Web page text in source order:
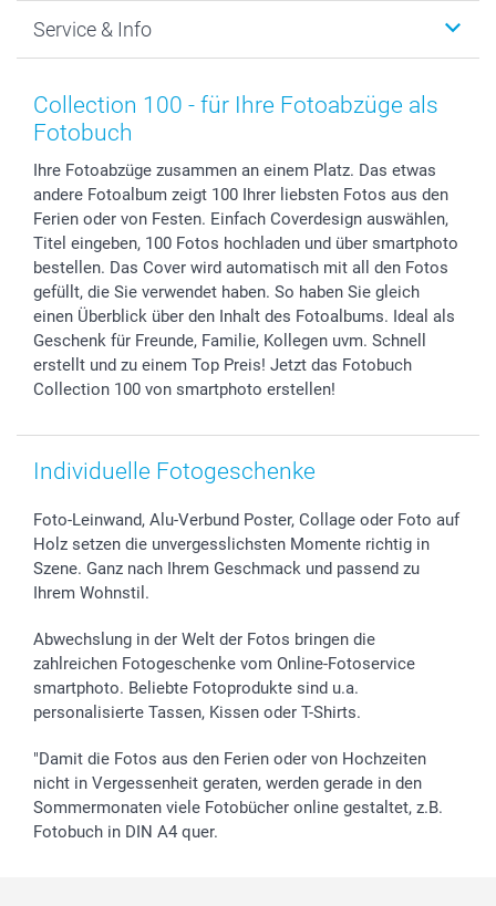
Fotoabzüge, Fotos als Buch & Poster
Zubehör & Material
Foto-Kalender & Agenden
Geschenk-Gutscheine (PDF)
Datenschutz
AGB
Impressum
Partnerprogramme
Investor Relations
B2B smartbusiness
Widerrufsrecht
Neujahr
Muttertag
Vatertag
Hochzeit
Geburtstag
Geburt
Zu allen Anlässen
Service & Info
Anmelden /Registrieren
Preise und Versandkosten
72h Lieferung
Zahlungsmöglichkeiten
Sitemap
Status der Bestellung
smartfriends
smartgarantie
smartbonus
Collection 100 - für Ihre Fotoabzüge als
Fotobuch
Ihre Fotoabzüge zusammen an einem Platz. Das etwas
andere Fotoalbum zeigt 100 Ihrer liebsten Fotos aus den
Ferien oder von Festen. Einfach Coverdesign auswählen,
Titel eingeben, 100 Fotos hochladen und über smartphoto
bestellen. Das Cover wird automatisch mit all den Fotos
gefüllt, die Sie verwendet haben. So haben Sie gleich
einen Überblick über den Inhalt des Fotoalbums. Ideal als
Geschenk für Freunde, Familie, Kollegen uvm. Schnell
erstellt und zu einem Top Preis! Jetzt das Fotobuch
Collection 100 von smartphoto erstellen!
Individuelle Fotogeschenke
Foto-Leinwand, Alu-Verbund Poster, Collage oder Foto auf
Holz setzen die unvergesslichsten Momente richtig in
Szene. Ganz nach Ihrem Geschmack und passend zu
Ihrem Wohnstil.
Abwechslung in der Welt der Fotos bringen die
zahlreichen Fotogeschenke vom Online-Fotoservice
smartphoto. Beliebte Fotoprodukte sind u.a.
personalisierte Tassen, Kissen oder T-Shirts.
"Damit die Fotos aus den Ferien oder von Hochzeiten
nicht in Vergessenheit geraten, werden gerade in den
Sommermonaten viele Fotobücher online gestaltet, z.B.
Fotobuch in DIN A4 quer.